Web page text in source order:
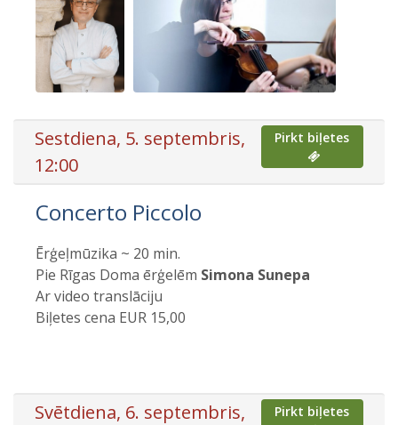
Sestdiena, 5. septembris,
12:00
Pirkt biļetes
Concerto Piccolo
Ērģeļmūzika ~ 20 min.
Pie Rīgas Doma ērģelēm Simona Sunepa
Ar video translāciju
Biļetes cena EUR 15,00
Svētdiena, 6. septembris,
Pirkt biļetes